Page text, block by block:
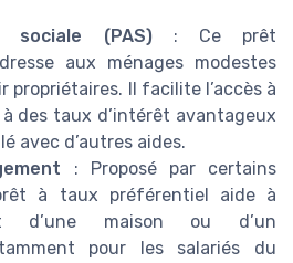
sociale (PAS): Ce prêt
aux ménages modestes
propriétaires. Il facilite l’accès à
des taux d’intérêt avantageux
avec d’autres aides.
: Proposé par certains
à taux préférentiel aide à
d’une maison ou d’un
pour les salariés du